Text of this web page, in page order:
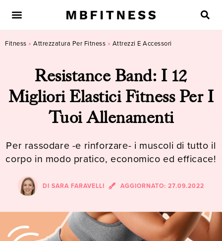
Fitness » Attrezzatura Per Fitness » Attrezzi E Accessori
Resistance Band: I 12
Migliori Elastici Fitness Per I
Tuoi Allenamenti
Per rassodare -e rinforzare- i muscoli di tutto il
corpo in modo pratico, economico ed efficace!
DI SARA FARAVELLI AGGIORNATO: 27.09.2022